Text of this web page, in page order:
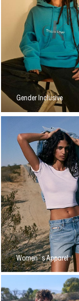
Gender Inclusive
Women´s Apparel